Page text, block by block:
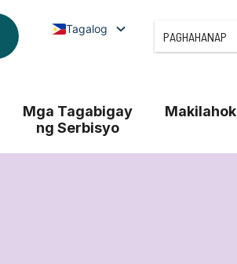
Tagalog
Mga Tagabigay
ng Serbisyo
Makilahok